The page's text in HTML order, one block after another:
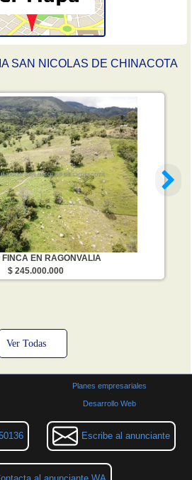
SAN NICOLAS DE CHINACOTA
FINCA EN RAGONVALIA
$ 245.000.000
Ver Todas
Planes empresariales
Desarrollo Web
Escribe al anunciante